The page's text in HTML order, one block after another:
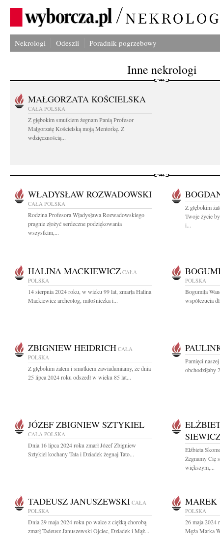
Nekrologi Odeszli Poradnik pogrzebowy
Inne nekrologi
MAŁGORZATA KOŚCIELSKA
CAŁA POLSKA
Z głębokim smutkiem żegnam Panią Profesor
Małgorzatę Kościelską moją Mentorkę. Z
wdzięcznością...
WŁADYSŁAW ROZWADOWSKI
CAŁA POLSKA
Rodzina Profesora Władysława Rozwadowskiego
pragnie złożyć serdeczne podziękowania
wszystkim,...
Z głębokim
Twoje życie
i...
HALINA MACKIEWICZ CAŁA
POLSKA
14 sierpnia 2024 roku, w wieku 99 lat, zmarła Halina
Mackiewicz archeolog, miłośniczka i...
POLSKA
Bogumiła
współczucia
ZBIGNIEW HEIDRICH CAŁA
POLSKA
Z głębokim żalem i smutkiem zawiadamiamy, że dnia
25 lipca 2024 roku odszedł w wieku 85 lat...
Pamięci
obchodziłaby
JÓZEF ZBIGNIEW SZTYKIEL
CAŁA POLSKA
Dnia 16 lipca 2024 roku zmarł Józef Zbigniew
Sztykiel kochany Tata i Dziadek żegnaj Tato...
Elżbieta
Żegnamy Cię
większym,...
TADEUSZ JANUSZEWSKI CAŁA
POLSKA
Dnia 29 maja 2024 roku po walce z ciężką chorobą
zmarł Tadeusz Januszewski Ojciec, Dziadek i Mąż...
MAREK
POLSKA
26 maja 2024
Męża Marka